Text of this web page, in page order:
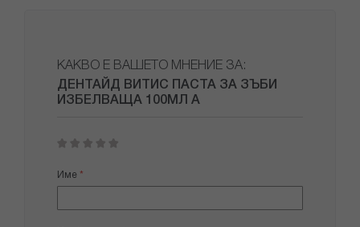
КАКВО Е ВАШЕТО МНЕНИЕ ЗА:
ДЕНТАЙД ВИТИС ПАСТА ЗА ЗЪБИ
ИЗБЕЛВАЩА 100МЛ А
star
stars
stars
stars
stars
Име